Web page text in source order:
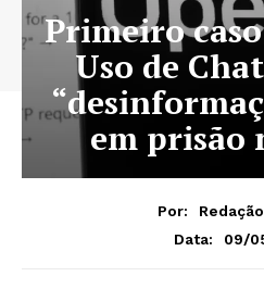
Primeiro
Uso de
em prisão
Por:
Data:
09/